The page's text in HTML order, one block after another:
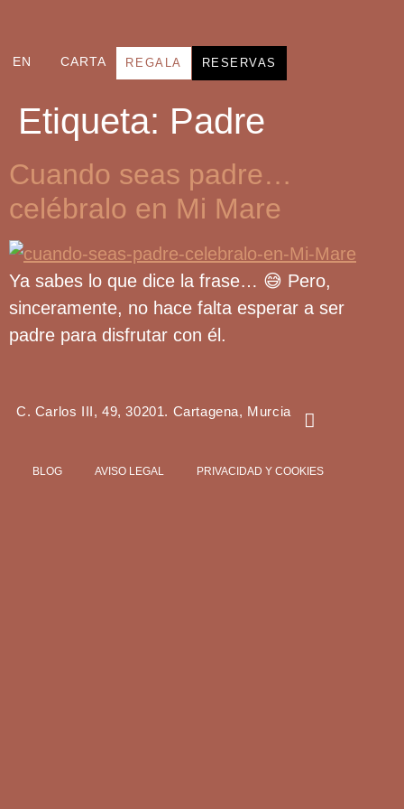
EN CARTA REGALA RESERVAS
Etiqueta: Padre
Cuando seas padre…
celébralo en Mi Mare
Ya sabes lo que dice la frase… 😅 Pero,
sinceramente, no hace falta esperar a ser
padre para disfrutar con él.
C. Carlos III, 49, 30201. Cartagena, Murcia
BLOG AVISO LEGAL PRIVACIDAD Y COOKIES